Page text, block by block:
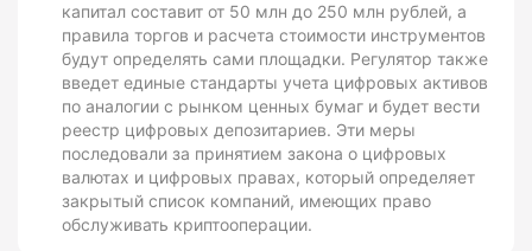
капитал составит от 50 млн до 250 млн рублей, а
правила торгов и расчета стоимости инструментов
будут определять сами площадки. Регулятор также
введет единые стандарты учета цифровых активов
по аналогии с рынком ценных бумаг и будет вести
реестр цифровых депозитариев. Эти меры
последовали за принятием закона о цифровых
валютах и цифровых правах, который определяет
закрытый список компаний, имеющих право
обслуживать криптооперации.